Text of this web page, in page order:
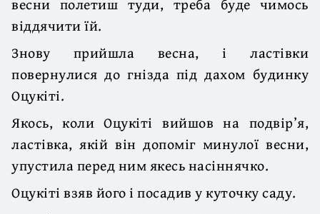
віддячити їй.
Знову прийшла весна, і ластівки
повернулися до гнізда під дахом будинку
Оцукіті.
Якось, коли Оцукіті вийшов на подвір’я,
ластівка, якій він допоміг минулої весни,
упустила перед ним якесь насіннячко.
Оцукіті взяв його і посадив у куточку саду.